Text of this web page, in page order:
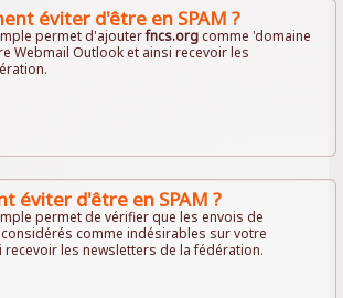
éviter d'être en SPAM ?
permet d'ajouterfncs.orgcomme 'domaine
Webmail Outlook et ainsi recevoir les
éviter d'être en SPAM ?
permet de vérifier que les envois de
comme indésirables sur votre
recevoir les newsletters de la fédération.